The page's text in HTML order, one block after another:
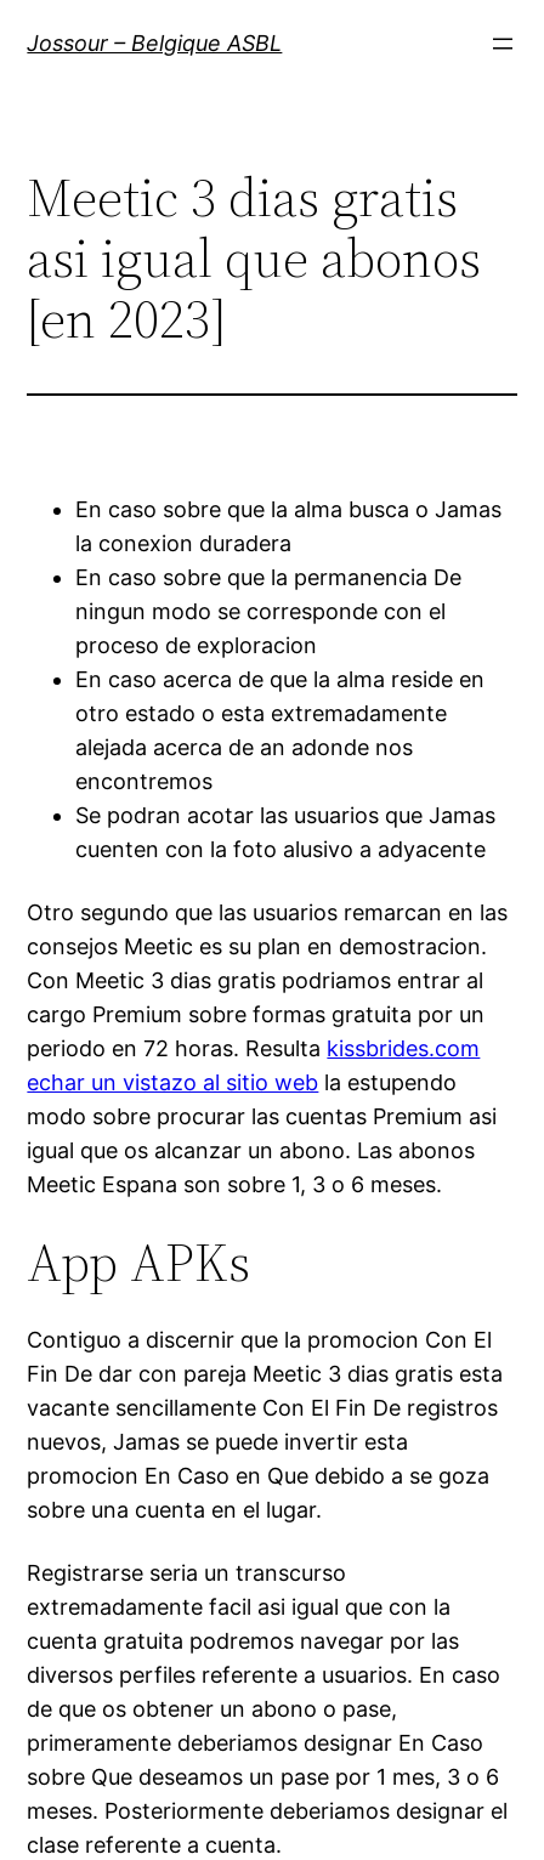
Jossour – Belgique ASBL
Meetic 3 dias gratis
asi igual que abonos
[en 2023]
En caso sobre que la alma busca o Jamas
la conexion duradera
En caso sobre que la permanencia De
ningun modo se corresponde con el
proceso de exploracion
En caso acerca de que la alma reside en
otro estado o esta extremadamente
alejada acerca de an adonde nos
encontremos
Se podran acotar las usuarios que Jamas
cuenten con la foto alusivo a adyacente
Otro segundo que las usuarios remarcan en las
consejos Meetic es su plan en demostracion.
Con Meetic 3 dias gratis podriamos entrar al
cargo Premium sobre formas gratuita por un
periodo en 72 horas. Resulta kissbrides.com
echar un vistazo al sitio web la estupendo
modo sobre procurar las cuentas Premium asi
igual que os alcanzar un abono. Las abonos
Meetic Espana son sobre 1, 3 o 6 meses.
App APKs
Contiguo a discernir que la promocion Con El
Fin De dar con pareja Meetic 3 dias gratis esta
vacante sencillamente Con El Fin De registros
nuevos, Jamas se puede invertir esta
promocion En Caso en Que debido a se goza
sobre una cuenta en el lugar.
Registrarse seria un transcurso
extremadamente facil asi igual que con la
cuenta gratuita podremos navegar por las
diversos perfiles referente a usuarios. En caso
de que os obtener un abono o pase,
primeramente deberiamos designar En Caso
sobre Que deseamos un pase por 1 mes, 3 o 6
meses. Posteriormente deberiamos designar el
clase referente a cuenta.